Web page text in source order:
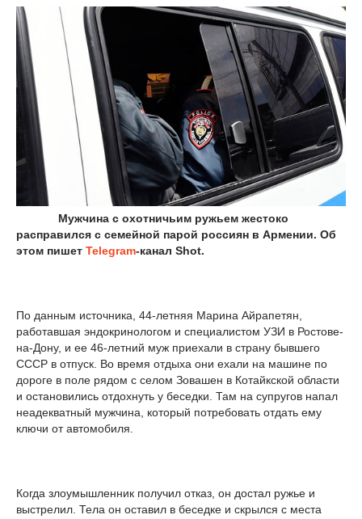
Мужчина с охотничьим ружьем жестоко
расправился с семейной парой россиян в Армении. Об
этом пишет Telegram-канал Shot.
По данным источника, 44-летняя Марина Айрапетян,
работавшая эндокринологом и специалистом УЗИ в Ростове-
на-Дону, и ее 46-летний муж приехали в страну бывшего
СССР в отпуск. Во время отдыха они ехали на машине по
дороге в поле рядом с селом Зовашен в Котайкской области
и остановились отдохнуть у беседки. Там на супругов напал
неадекватный мужчина, который потребовать отдать ему
ключи от автомобиля.
Когда злоумышленник получил отказ, он достал ружье и
выстрелил. Тела он оставил в беседке и скрылся с места